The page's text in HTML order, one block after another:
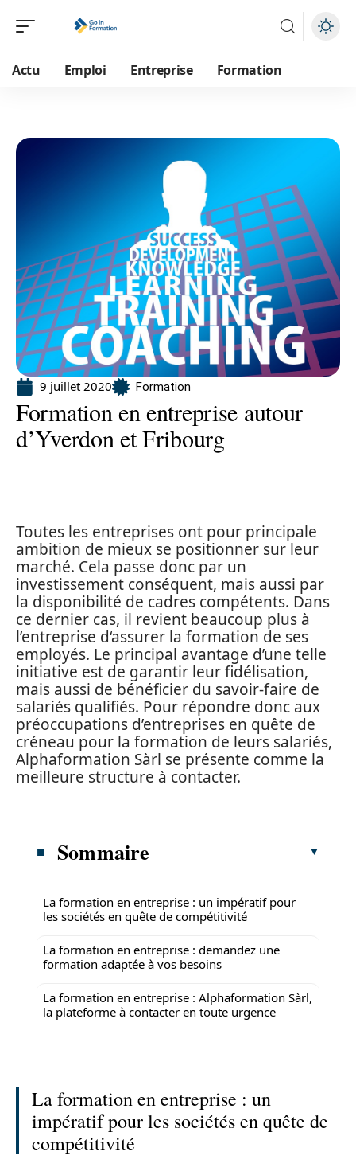
Actu Emploi Entreprise Formation
9 juillet 2020 Formation
Formation en entreprise autour
d’Yverdon et Fribourg
Toutes les entreprises ont pour principale
ambition de mieux se positionner sur leur
marché. Cela passe donc par un
investissement conséquent, mais aussi par
la disponibilité de cadres compétents. Dans
ce dernier cas, il revient beaucoup plus à
l’entreprise d‘assurer la formation de ses
employés. Le principal avantage d’une telle
initiative est de garantir leur fidélisation,
mais aussi de bénéficier du savoir-faire de
salariés qualifiés. Pour répondre donc aux
préoccupations d’entreprises en quête de
créneau pour la formation de leurs salariés,
Alphaformation Sàrl se présente comme la
meilleure structure à contacter.
Sommaire
La formation en entreprise : un impératif pour
les sociétés en quête de compétitivité
La formation en entreprise : demandez une
formation adaptée à vos besoins
La formation en entreprise : Alphaformation Sàrl,
la plateforme à contacter en toute urgence
La formation en entreprise : un
impératif pour les sociétés en quête de
compétitivité